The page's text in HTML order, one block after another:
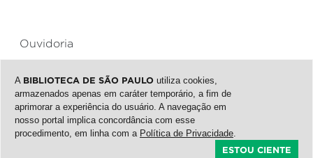
FAÇA A SUA CARTEIRINHA GRATUITAMENTE
Ouvidoria
SIC
A BIBLIOTECA DE SÃO PAULO utiliza cookies,
armazenados apenas em caráter temporário, a fim de
aprimorar a experiência do usuário. A navegação em
nosso portal implica concordância com esse
procedimento, em linha com a Política de Privacidade.
ESTOU CIENTE